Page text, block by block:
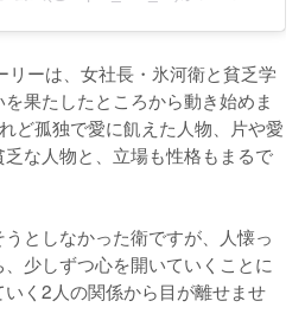
リーは、女社長・氷河衛と貧乏学
果たしたところから動き始めま
ど孤独で愛に飢えた人物、片や愛
な人物と、立場も性格もまるで
としなかった衛ですが、人懐っ
少しずつ心を開いていくことに
く2人の関係から目が離せませ